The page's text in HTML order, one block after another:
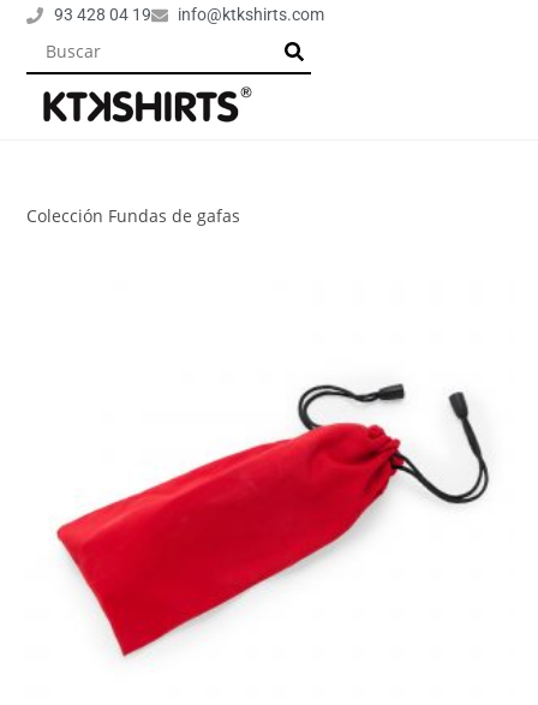
93 428 04 19 info@ktkshirts.com
Colección Fundas de gafas